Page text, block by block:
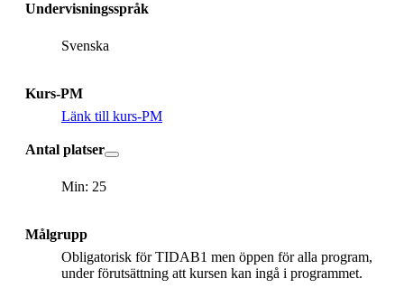
Undervisningsspråk
Svenska
Kurs-PM
Länk till kurs-PM
Antal platser
Min: 25
Målgrupp
Obligatorisk för TIDAB1 men öppen för alla program,
under förutsättning att kursen kan ingå i programmet.